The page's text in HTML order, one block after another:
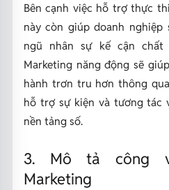
Bên cạnh việc hỗ trợ thực
này còn giúp doanh
ngũ nhân sự kế cận chất
Marketing năng động sẽ
hành trơn tru hơn thông
hỗ trợ sự kiện và tương tác
nền tảng số.
3. Mô tả công
Marketing